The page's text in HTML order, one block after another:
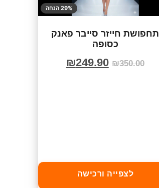
29% הנחה
תחפושת חייזר סייבר פאנק
כסופה
₪350.00
₪249.90
לצפייה ורכישה